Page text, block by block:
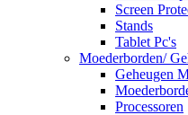
Screen
Stands
Tablet Pc's
Moederborden/
Geheugen
Processoren